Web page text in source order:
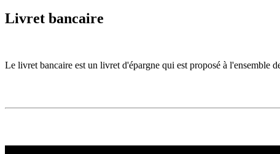
Livret bancaire
Le livret bancaire est un livret d'épargne qui est proposé à l'ensemble